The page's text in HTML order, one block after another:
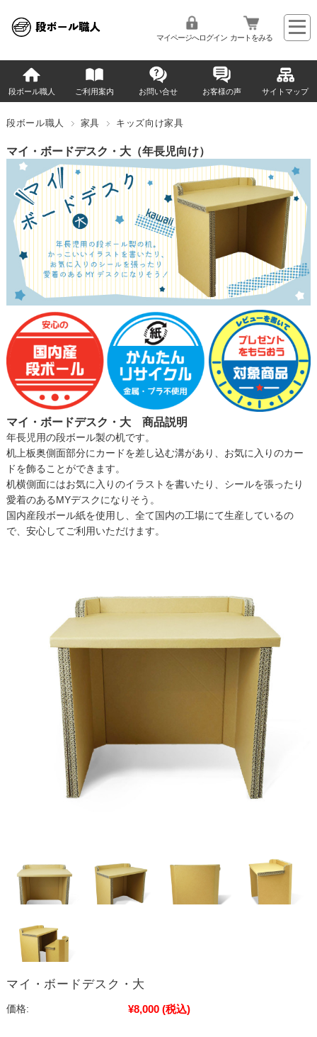
マイページへログイン カートをみる
段ボール職人 ご利用案内 お問い合せ お客様の声 サイトマップ
段ボール職人 家具 キッズ向け家具
マイ・ボードデスク・大（年長児向け）
マイ・ボードデスク・大 商品説明
年長児用の段ボール製の机です。
机上板奥側面部分にカードを差し込む溝があり、お気に入りのカー
ドを飾ることができます。
机横側面にはお気に入りのイラストを書いたり、シールを張ったり
愛着のあるMYデスクになりそう。
国内産段ボール紙を使用し、全て国内の工場にて生産しているの
で、安心してご利用いただけます。
マイ・ボードデスク・大
価格: ¥8,000 (税込)